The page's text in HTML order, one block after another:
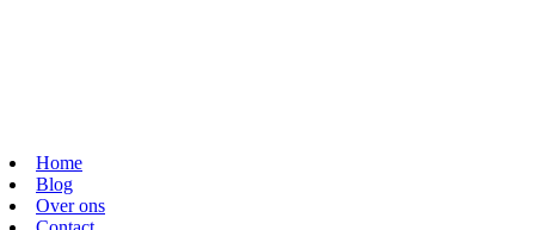
Home
Blog
Over ons